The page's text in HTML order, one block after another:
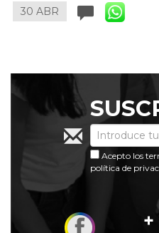
30 ABR
Acepto los
política de